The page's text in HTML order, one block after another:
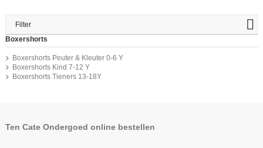
Filter
Boxershorts
Boxershorts Peuter & Kleuter 0-6 Y
Boxershorts Kind 7-12 Y
Boxershorts Tieners 13-18Y
Ten Cate Ondergoed online bestellen